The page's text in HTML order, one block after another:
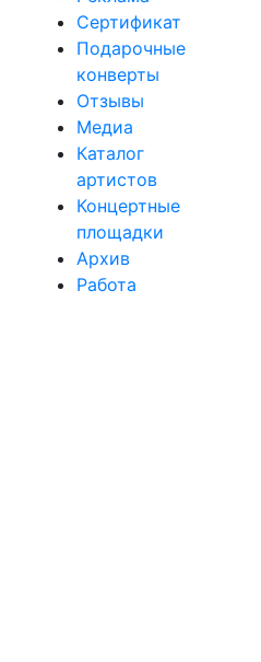
Сертификат
Подарочные
конверты
Отзывы
Медиа
Каталог
артистов
Концертные
площадки
Архив
Работа